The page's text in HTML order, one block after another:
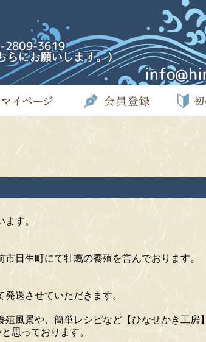
す。
日生町にて牡蠣の養殖を営んでおります。
送させていただきます。
風景や、簡単レシピなど【ひなせかき工房】
思っております。